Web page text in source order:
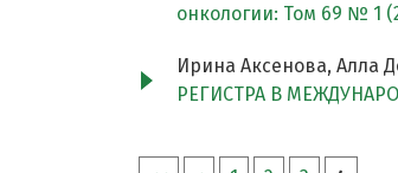
онкологии: Том 69 № 1
Ирина Аксенова, Алла
РЕГИСТРА В